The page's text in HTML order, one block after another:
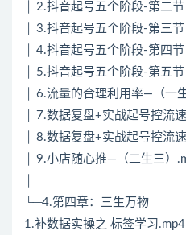
│ 2.抖音起号五个阶段-第二
│ 3.抖音起号五个阶段-第三
│ 4.抖音起号五个阶段-第四
│ 5.抖音起号五个阶段-第五
│ 6.流量的合理利用率—（一
│ 7.数据复盘+实战起号控流
│ 8.数据复盘+实战起号控流
│ 9.小店随心推—（二生三）
└─4.第四章：三生万物
1.补数据实操之 标签学习.mp4